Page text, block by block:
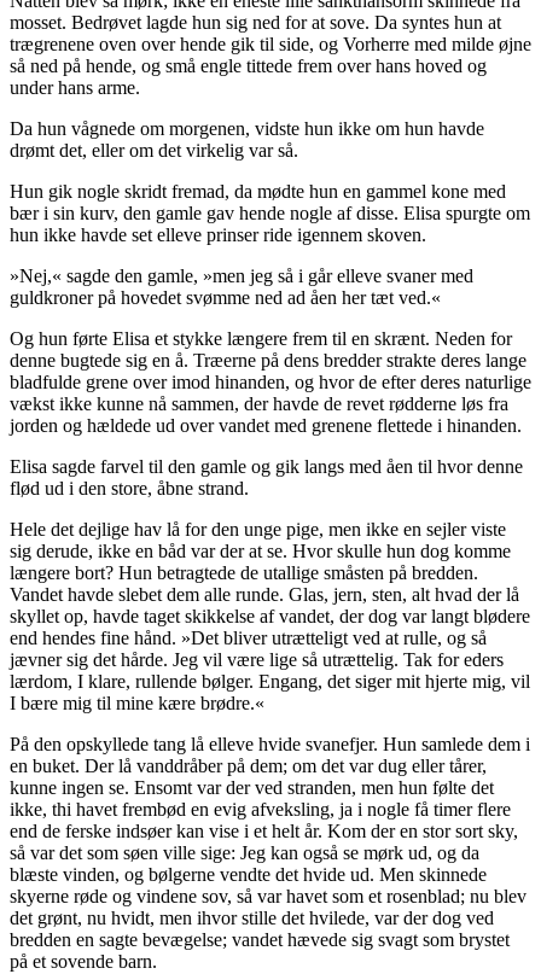
mosset. Bedrøvet lagde hun sig ned for at sove. Da syntes hun at
trægrenene oven over hende gik til side, og Vorherre med milde øjne
så ned på hende, og små engle tittede frem over hans hoved og
under hans arme.
Da hun vågnede om morgenen, vidste hun ikke om hun havde
drømt det, eller om det virkelig var så.
Hun gik nogle skridt fremad, da mødte hun en gammel kone med
bær i sin kurv, den gamle gav hende nogle af disse. Elisa spurgte om
hun ikke havde set elleve prinser ride igennem skoven.
»Nej,« sagde den gamle, »men jeg så i går elleve svaner med
guldkroner på hovedet svømme ned ad åen her tæt ved.«
Og hun førte Elisa et stykke længere frem til en skrænt. Neden for
denne bugtede sig en å. Træerne på dens bredder strakte deres lange
bladfulde grene over imod hinanden, og hvor de efter deres naturlige
vækst ikke kunne nå sammen, der havde de revet rødderne løs fra
jorden og hældede ud over vandet med grenene flettede i hinanden.
Elisa sagde farvel til den gamle og gik langs med åen til hvor denne
flød ud i den store, åbne strand.
Hele det dejlige hav lå for den unge pige, men ikke en sejlerviste
sig derude, ikke en båd var der at se. Hvor skulle hun dog komme
længere bort? Hun betragtede de utallige småsten på bredden.
Vandet havde slebet dem alle runde. Glas, jern, sten, alt hvad der lå
skyllet op, havde taget skikkelse af vandet, der dog var langt blødere
end hendes fine hånd. »Det bliver utrætteligt ved at rulle, og så
jævner sig det hårde. Jeg vil være lige så utrættelig. Tak for eders
lærdom, I klare, rullende bølger. Engang, det siger mit hjerte mig, vil
I bære mig til mine kære brødre.«
På den opskyllede tang lå elleve hvide svanefjer. Hun samlede dem i
en buket. Der lå vanddråber på dem; om det var dug eller tårer,
kunne ingen se. Ensomt var der ved stranden, men hun følte det
ikke, thi havet frembød en evig afveksling, ja i nogle få timer flere
end de ferske indsøer kan vise i et helt år. Kom der en stor sort sky,
så var det som søen ville sige: Jeg kan også se mørk ud, og da
blæste vinden, og bølgerne vendte det hvide ud. Men skinnede
skyerne røde og vindene sov, så var havet som et rosenblad; nu blev
det grønt, nu hvidt, men ihvor stille det hvilede, var der dog ved
bredden en sagte bevægelse; vandet hævede sig svagt som brystet
på et sovende barn.